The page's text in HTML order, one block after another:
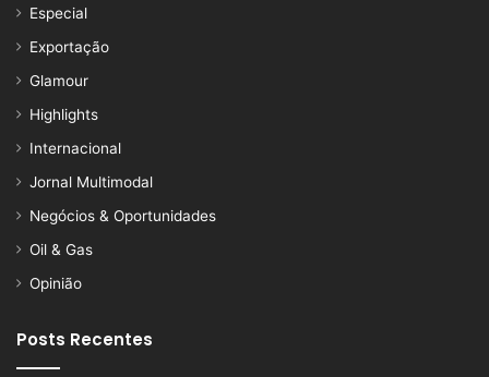
Especial
Exportação
Glamour
Highlights
Internacional
Jornal Multimodal
Negócios & Oportunidades
Oil & Gas
Opinião
Posts Recentes